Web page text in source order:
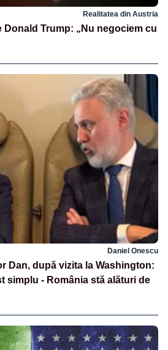
Realitatea din Austria
Donald Trump: „Nu negociem cu
Daniel Onescu
Dan, după vizita la Washington:
simplu - România stă alături de